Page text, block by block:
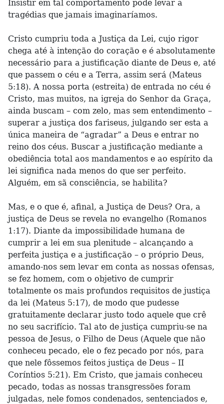
Insistir em tal comportamento pode levar a
tragédias que jamais imaginaríamos.
Cristo cumpriu toda a Justiça da Lei, cujo rigor
chega até à intenção do coração e é absolutamente
necessário para a justificação diante de Deus e, até
que passem o céu e a Terra, assim será (Mateus
5:18). A nossa porta (estreita) de entrada no céu é
Cristo, mas muitos, na igreja do Senhor da Graça,
ainda buscam – com zelo, mas sem entendimento –
superar a justiça dos fariseus, julgando ser esta a
única maneira de “agradar” a Deus e entrar no
reino dos céus. Buscar a justificação mediante a
obediência total aos mandamentos e ao espírito da
lei significa nada menos do que ser perfeito.
Alguém, em sã consciência, se habilita?
Mas, e o que é, afinal, a Justiça de Deus? Ora, a
justiça de Deus se revela no evangelho (Romanos
1:17). Diante da impossibilidade humana de
cumprir a lei em sua plenitude – alcançando a
perfeita justiça e a justificação – o próprio Deus,
amando-nos sem levar em conta as nossas ofensas,
se fez homem, com o objetivo de cumprir
totalmente os mais profundos requisitos de justiça
da lei (Mateus 5:17), de modo que pudesse
gratuitamente declarar justo todo aquele que crê
no seu sacrifício. Tal ato de justiça cumpriu-se na
pessoa de Jesus, o Filho de Deus (Aquele que não
conheceu pecado, ele o fez pecado por nós, para
que nele fôssemos feitos justiça de Deus – II
Coríntios 5:21). Em Cristo, que jamais conheceu
pecado, todas as nossas transgressões foram
julgadas, nele fomos condenados, sentenciados e,